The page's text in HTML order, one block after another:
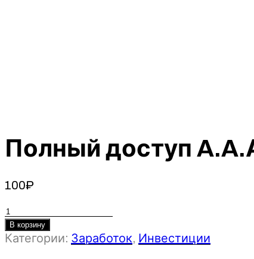
Полный доступ
100₽
Количество
товара
Полный
В корзину
Категории: Заработок, Инвестиции